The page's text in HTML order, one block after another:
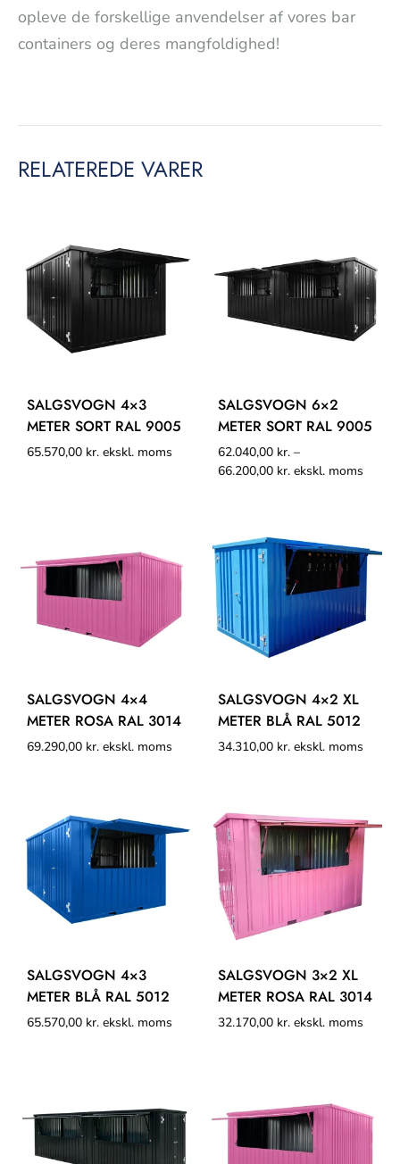
opleve de forskellige anvendelser af vores bar
containers og deres mangfoldighed!
RELATEREDE VARER
SALGSVOGN 4×3
METER SORT RAL 9005
65.570,00 kr. ekskl. moms
SALGSVOGN 6×2
METER SORT RAL 9005
62.040,00 kr. –
66.200,00 kr. ekskl. moms
SALGSVOGN 4×4
METER ROSA RAL 3014
69.290,00 kr. ekskl. moms
SALGSVOGN 4×2 XL
METER BLÅ RAL 5012
34.310,00 kr. ekskl. moms
SALGSVOGN 4×3
METER BLÅ RAL 5012
65.570,00 kr. ekskl. moms
SALGSVOGN 3×2 XL
METER ROSA RAL 3014
32.170,00 kr. ekskl. moms